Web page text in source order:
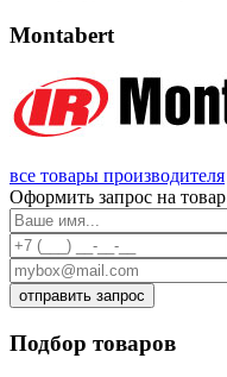
Montabert
все товары производителя
Оформить запрос на товар
отправить запрос
Подбор товаров